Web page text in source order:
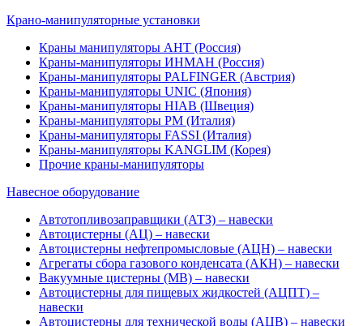
Крано-манипуляторные установки
Краны манипуляторы АНТ (Россия)
Краны-манипуляторы ИНМАН (Россия)
Краны-манипуляторы PALFINGER (Австрия)
Краны-манипуляторы UNIC (Япония)
Краны-манипуляторы HIAB (Швеция)
Краны-манипуляторы PM (Италия)
Краны-манипуляторы FASSI (Италия)
Краны-манипуляторы KANGLIM (Корея)
Прочие краны-манипуляторы
Навесное оборудование
Автотопливозаправщики (АТЗ) – навески
Автоцистерны (АЦ) – навески
Автоцистерны нефтепромысловые (АЦН) – навески
Агрегаты сбора газового конденсата (АКН) – навески
Вакуумные цистерны (МВ) – навески
Автоцистерны для пищевых жидкостей (АЦПТ) –
навески
Автоцистерны для технической воды (АЦВ) – навески